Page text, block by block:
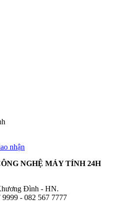
nhận
NGHỆ MÁY TÍNH 24H
Đình - HN.
- 082 567 7777